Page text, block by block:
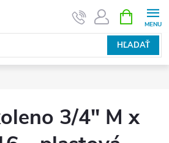
HĽADAŤ
KOŠÍK
3/4" M x